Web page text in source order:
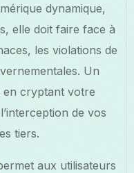
dynamique,
elle doit faire face à
les violations de
Un
en cryptant votre
de vos
tiers.
aux utilisateurs